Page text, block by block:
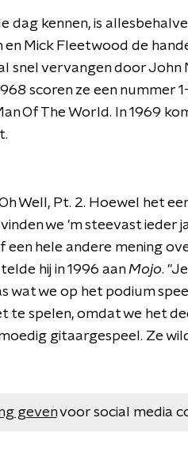
dag kennen, is
Mick Fleetwood de
vervangen door John
scoren ze een nummer
Of The World. In 1969
Well, Pt. 2. Hoewel het
we 'm steevast ieder
een hele andere mening
hij in 1996 aanMojo.
wat we op het podium
te spelen, omdat we het
gitaargespeel. Ze
gevenvoor social media